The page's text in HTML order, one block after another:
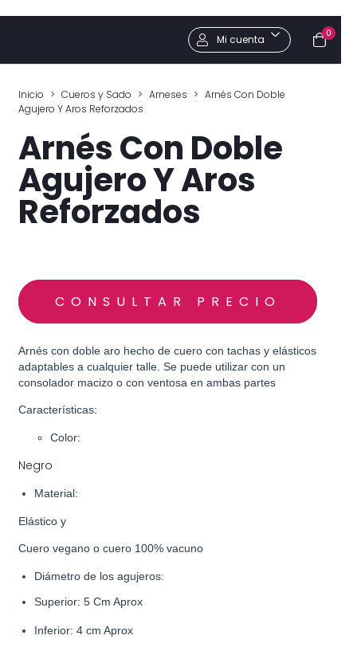
Mi cuenta 0
Inicio > Cueros y Sado > Arneses > Arnés Con Doble
Agujero Y Aros Reforzados
Arnés Con Doble
Agujero Y Aros
Reforzados
Arnés con doble aro hecho de cuero con tachas y elásticos
adaptables a cualquier talle. Se puede utilizar con un
consolador macizo o con ventosa en ambas partes
Características:
Color:
Negro
Material:
Elástico y
Cuero vegano o cuero 100% vacuno
Diámetro de los agujeros:
Superior: 5 Cm Aprox
Inferior: 4 cm Aprox